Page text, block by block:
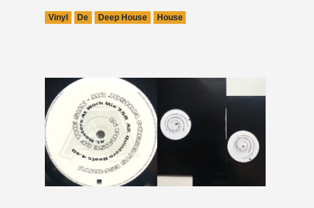
Vinyl De Deep House House